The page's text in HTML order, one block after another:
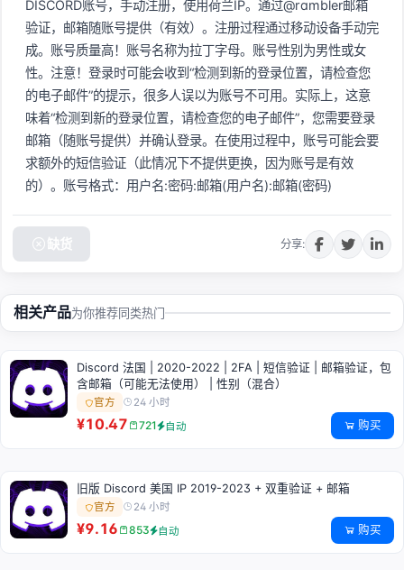
DISCORD账号，手动注册，使用荷兰IP。通过@rambler邮箱
验证，邮箱随账号提供（有效）。注册过程通过移动设备手动完
成。账号质量高！账号名称为拉丁字母。账号性别为男性或女
性。注意！登录时可能会收到“检测到新的登录位置，请检查您
的电子邮件”的提示，很多人误以为账号不可用。实际上，这意
味着“检测到新的登录位置，请检查您的电子邮件”，您需要登录
邮箱（随账号提供）并确认登录。在使用过程中，账号可能会要
求额外的短信验证（此情况下不提供更换，因为账号是有效
的）。账号格式：用户名:密码:邮箱(用户名):邮箱(密码)
缺货 分享:
相关产品为你推荐同类热门
Discord 法国 | 2020-2022 | 2FA | 短信验证 | 邮箱验证，包
含邮箱（可能无法使用） | 性别（混合）
官方 24 小时
¥10.47 721 自动 购买
旧版 Discord 美国 IP 2019-2023 + 双重验证 + 邮箱
官方 24 小时
¥9.16 853 自动 购买